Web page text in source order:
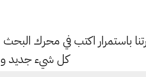
باستمرار اكتب في محرك
كل شيء جديد